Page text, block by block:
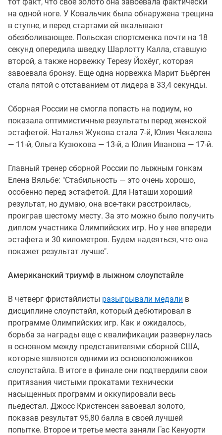
на одной ноге. У Ковальчик была обнаружена трещина
в ступне, и перед стартами ей вкалывают
обезболивающее. Польская спортсменка почти на 18
секунд опередила шведку Шарлотту Калла, ставшую
второй, а также норвежку Терезу Йохёуг, которая
завоевала бронзу. Еще одна норвежка Марит Бьёрген
стала пятой с отставанием от лидера в 33,4 секунды.
Сборная России не смогла попасть на подиум, но
показала оптимистичные результаты перед женской
эстафетой. Наталья Жукова стала 7-й, Юлия Чекалева
— 11-й, Ольга Кузюкова — 13-й, а Юлия Иванова — 17-й.
Главный тренер сборной России по лыжным гонкам
Елена Вяльбе: "Стабильность — это очень хорошо,
особенно перед эстафетой. Для Наташи хороший
результат, но думаю, она все-таки расстроилась,
проиграв шестому месту. За это можно было получить
диплом участника Олимпийских игр. Но у нее впереди
эстафета и 30 километров. Будем надеяться, что она
покажет результат лучше".
Американский триумф в лыжном слоупстайле
В четверг фристайлисты разыгрывали медали в
дисциплине слоупстайл, который дебютировал в
программе Олимпийских игр. Как и ожидалось,
борьба за награды еще с квалификации развернулась
в основном между представителями сборной США,
которые являются одними из основоположников
слоупстайла. В итоге в финале они подтвердили свои
притязания чистыми прокатами технически
насыщенных программ и оккупировали весь
пьедестал. Джосс Кристенсен завоевал золото,
показав результат 95,80 балла в своей лучшей
попытке. Второе и третье места заняли Гас Кенуорти